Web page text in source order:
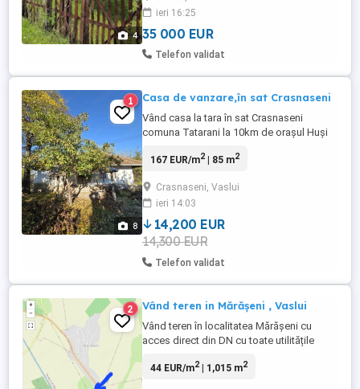
4
traversează Râul Preț 35000 eur
ieri 16:25
35 000 EUR
Telefon validat
8
1 Casa de vanzare,în sat Crasnaseni
Vând casa la tara în sat Crasnaseni
comuna Tatarani la 10km de orașul Huși
+anexe. Casa dispune de curent și apa de
poartă Casa are 83 m amprenta iar curte și
gradina intravilan 3500 m.si se află în
centrul satului lângă ...
167 EUR/m2| 85 m2
Crasnaseni, Vaslui
ieri 14:03
14,200 EUR
14,300 EUR
Telefon validat
2 Vând teren in Mărășeni , Vaslui
Vând teren în localitatea Mărășeni cu
acces direct din DN cu toate utilitățile
afla o casă batraneasca, o magazie și o
44 EUR/m2| 1,015 m2